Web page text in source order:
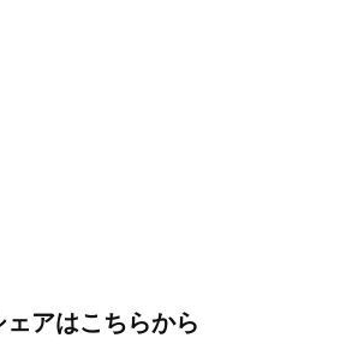
ェアはこちらから